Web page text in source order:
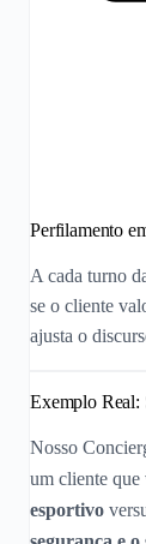
Perfilamento
A cada turno
se o cliente
ajusta o
Exemplo Real:
Nosso
um cliente que
esportivo